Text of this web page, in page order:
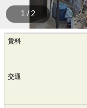
1 / 2
賃料
交通